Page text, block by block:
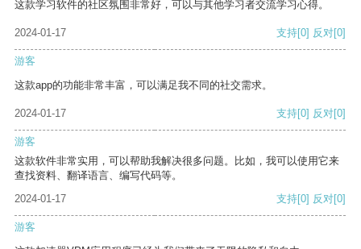
这款学习软件的社区氛围非常好，可以与其他学习者交流学习心得。
2024-01-17 支持[0] 反对[0]
游客
这款app的功能非常丰富，可以满足我不同的社交需求。
2024-01-17 支持[0] 反对[0]
游客
这款软件非常实用，可以帮助我解决很多问题。比如，我可以使用它来
查找资料、翻译语言、编写代码等。
2024-01-17
支持[0] 反对[0]
游客